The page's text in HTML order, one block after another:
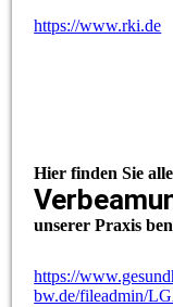
https://www.rki.de
Hier finden Sie
unserer Praxis
https://
bw.de/fileadmin/